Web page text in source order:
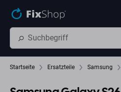
Startseite Ersatzteile Samsung